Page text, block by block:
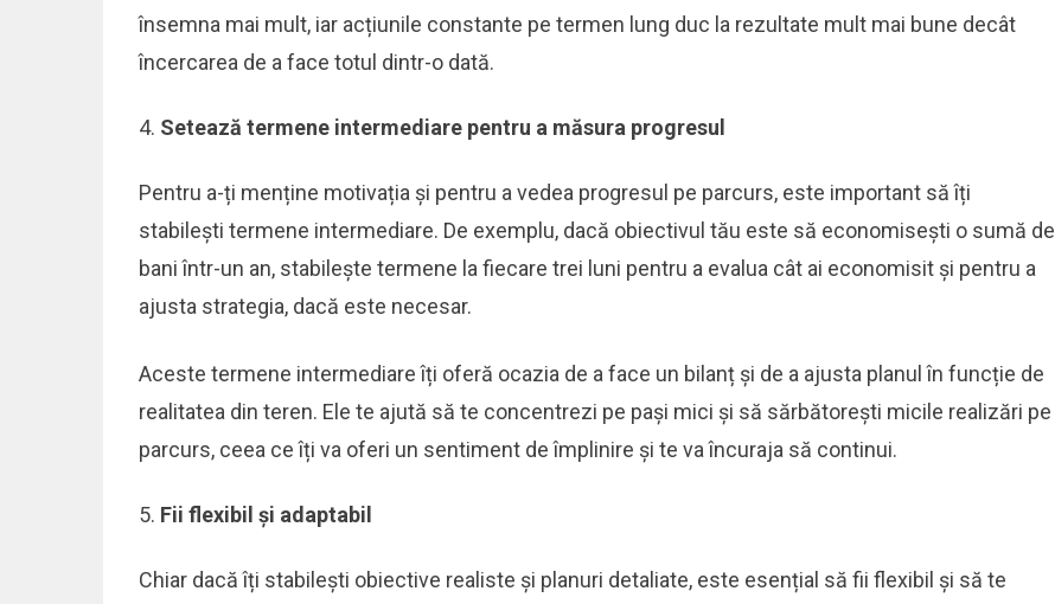
însemna mai mult, iar acțiunile constante pe termen lung duc la rezultate mult mai bune decât
încercarea de a face totul dintr-o dată.
Setează termene intermediare pentru a măsura progresul
Pentru a-ți menține motivația și pentru a vedea progresul pe parcurs, este important să îți
stabilești termene intermediare. De exemplu, dacă obiectivul tău este să economisești o sumă de
bani într-un an, stabilește termene la fiecare trei luni pentru a evalua cât ai economisit și pentru a
ajusta strategia, dacă este necesar.
Aceste termene intermediare îți oferă ocazia de a face un bilanț și de a ajusta planul în funcție de
realitatea din teren. Ele te ajută să te concentrezi pe pași mici și să sărbătorești micile realizări pe
parcurs, ceea ce îți va oferi un sentiment de împlinire și te va încuraja să continui.
Fii flexibil și adaptabil
Chiar dacă îți stabilești obiective realiste și planuri detaliate, este esențial să fii flexibil și să te